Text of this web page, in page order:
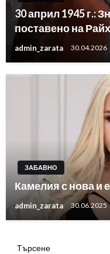
30 април 1945 г.:
поставено на
admin_zarata 30.04.2026
ЗАБАВНО
Камелия с нова и
admin_zarata 30.06.2025
Търсене